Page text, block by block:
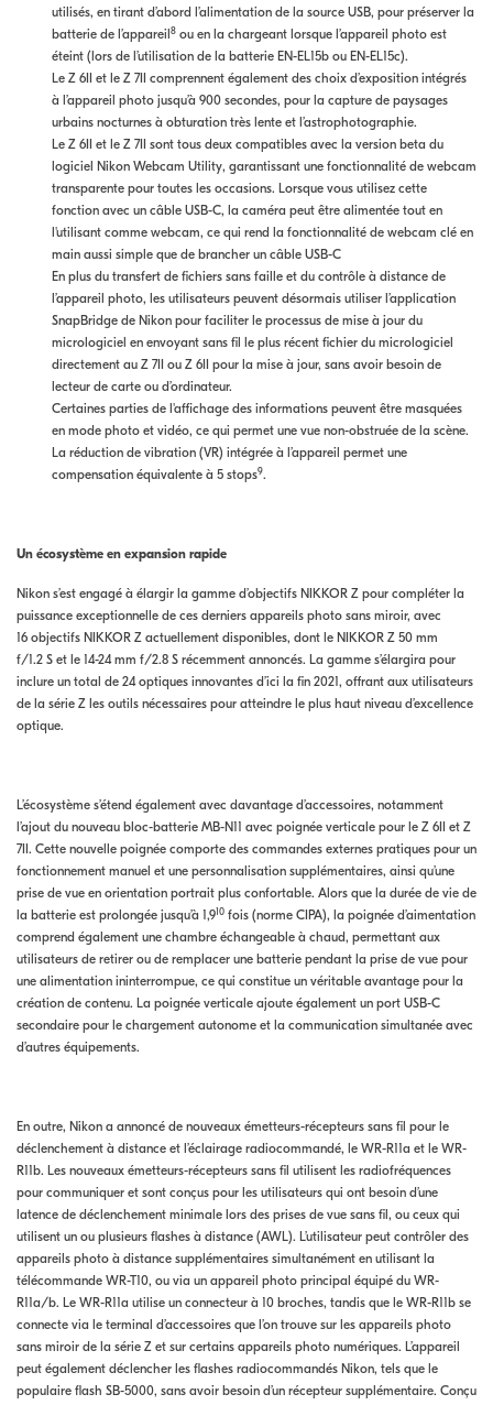
utilisés, en tirant d’abord l’alimentation de la source USB, pour préserver la
batterie de l’appareil 8 ou en la chargeant lorsque l’appareil photo est
éteint (lors de l’utilisation de la batterie EN-EL15b ou EN-EL15c).
Le Z 6II et le Z 7II comprennent également des choix d’exposition intégrés
à l’appareil photo jusqu’à 900 secondes, pour la capture de paysages
urbains nocturnes à obturation très lente et l’astrophotographie.
Le Z 6II et le Z 7II sont tous deux compatibles avec la version beta du
logiciel Nikon Webcam Utility, garantissant une fonctionnalité de webcam
transparente pour toutes les occasions. Lorsque vous utilisez cette
fonction avec un câble USB-C, la caméra peut être alimentée tout en
l'utilisant comme webcam, ce qui rend la fonctionnalité de webcam clé en
main aussi simple que de brancher un câble USB-C
En plus du transfert de fichiers sans faille et du contrôle à distance de
l’appareil photo, les utilisateurs peuvent désormais utiliser l’application
SnapBridge de Nikon pour faciliter le processus de mise à jour du
micrologiciel en envoyant sans fil le plus récent fichier du micrologiciel
directement au Z 7II ou Z 6II pour la mise à jour, sans avoir besoin de
lecteur de carte ou d’ordinateur.
Certaines parties de l'affichage des informations peuvent être masquées
en mode photo et vidéo, ce qui permet une vue non-obstruée de la scène.
La réduction de vibration (VR) intégrée à l’appareil permet une
compensation équivalente à 5 stops9.
Un écosystème en expansion rapide
Nikon s’est engagé à élargir la gamme d’objectifs NIKKOR Z pour compléter la
puissance exceptionnelle de ces derniers appareils photo sans miroir, avec
16 objectifs NIKKOR Z actuellement disponibles, dont le NIKKOR Z 50 mm
f/1.2 S et le 14-24 mm f/2.8 S récemment annoncés. La gamme s’élargira pour
inclure un total de 24 optiques innovantes d’ici la fin 2021, offrant aux utilisateurs
de la série Z les outils nécessaires pour atteindre le plus haut niveau d’excellence
optique.
L’écosystème s’étend également avec davantage d’accessoires, notamment
l’ajout du nouveau bloc-batterie MB-N11 avec poignée verticale pour le Z 6II et Z
7II. Cette nouvelle poignée comporte des commandes externes pratiques pour un
fonctionnement manuel et une personnalisation supplémentaires, ainsi qu’une
prise de vue en orientation portrait plus confortable. Alors que la durée de vie de
la batterie est prolongée jusqu’à 1,910 fois (norme CIPA), la poignée d’aimentation
comprend également une chambre échangeable à chaud, permettant aux
utilisateurs de retirer ou de remplacer une batterie pendant la prise de vue pour
une alimentation ininterrompue, ce qui constitue un véritable avantage pour la
création de contenu. La poignée verticale ajoute également un port USB-C
secondaire pour le chargement autonome et la communication simultanée avec
d’autres équipements.
En outre, Nikon a annoncé de nouveaux émetteurs-récepteurs sans fil pour le
déclenchement à distance et l’éclairage radiocommandé, le WR-R11a et le WR-
R11b. Les nouveaux émetteurs-récepteurs sans fil utilisent les radiofréquences
pour communiquer et sont conçus pour les utilisateurs qui ont besoin d’une
latence de déclenchement minimale lors des prises de vue sans fil, ou ceux qui
utilisent un ou plusieurs flashes à distance (AWL). L’utilisateur peut contrôler des
appareils photo à distance supplémentaires simultanément en utilisant la
télécommande WR-T10, ou via un appareil photo principal équipé du WR-
R11a/b. Le WR-R11a utilise un connecteur à 10 broches, tandis que le WR-R11b se
connecte via le terminal d’accessoires que l’on trouve sur les appareils photo
sans miroir de la série Z et sur certains appareils photo numériques. L’appareil
peut également déclencher les flashes radiocommandés Nikon, tels que le
populaire flash SB-5000, sans avoir besoin d’un récepteur supplémentaire. Conçu